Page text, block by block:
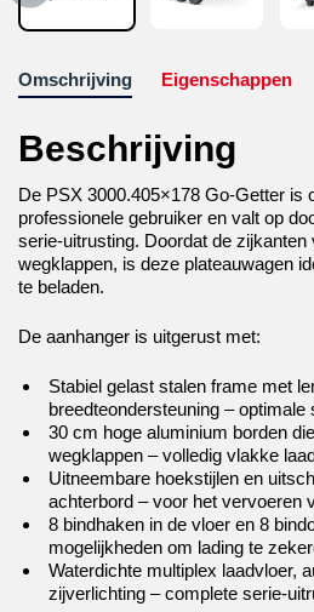
Omschrijving Eigenschappen
Beschrijving
De PSX 3000.405×178 Go-Getter is
professionele gebruiker en valt op
serie-uitrusting. Doordat de zijkanten
wegklappen, is deze plateauwagen
te beladen.
De aanhanger is uitgerust met:
Stabiel gelast stalen frame met
breedteondersteuning –
30 cm hoge aluminium borden
wegklappen – volledig vlakke
Uitneembare hoekstijlen en
achterbord – voor het vervoeren
8 bindhaken in de vloer en 8
mogelijkheden om lading te
Waterdichte multiplex laadvloer,
zijverlichting – complete serie-